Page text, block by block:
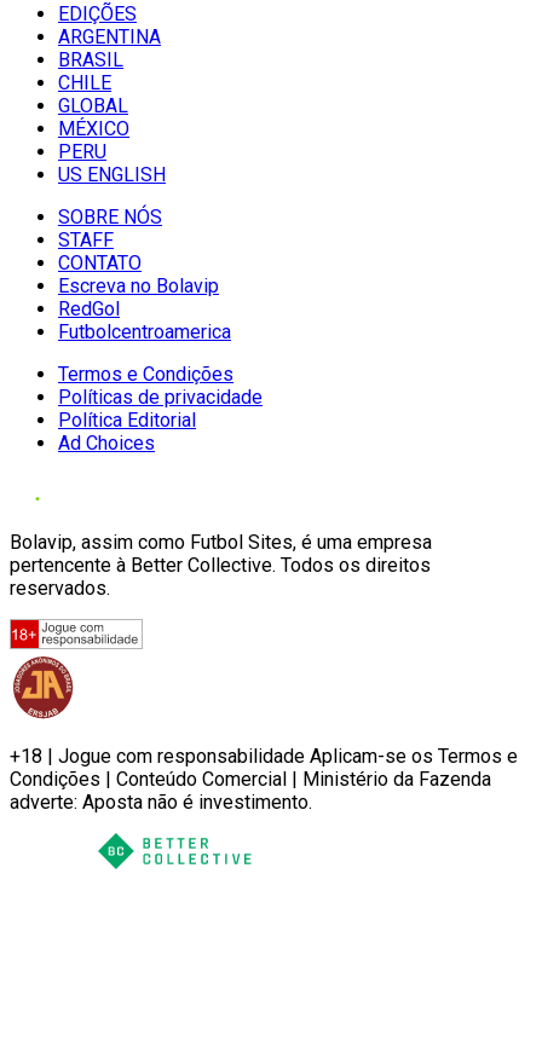
EDIÇÕES
ARGENTINA
BRASIL
CHILE
GLOBAL
MÉXICO
PERU
US ENGLISH
SOBRE NÓS
STAFF
CONTATO
Escreva no Bolavip
RedGol
Futbolcentroamerica
Termos e Condições
Políticas de privacidade
Política Editorial
Ad Choices
Bolavip, assim como Futbol Sites, é uma empresa
pertencente à Better Collective. Todos os direitos
reservados.
+18 | Jogue com responsabilidade Aplicam-se os Termos e
Condições | Conteúdo Comercial | Ministério da Fazenda
adverte: Aposta não é investimento.